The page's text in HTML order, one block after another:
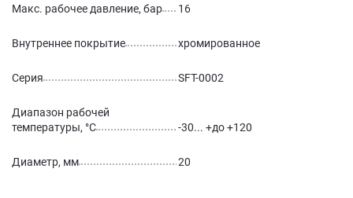
Макс. рабочее давление, бар 16
Внутреннее покрытие хромированное
Серия SFT-0002
Диапазон рабочей
температуры, °С
-30... +до +120
Диаметр, мм 20